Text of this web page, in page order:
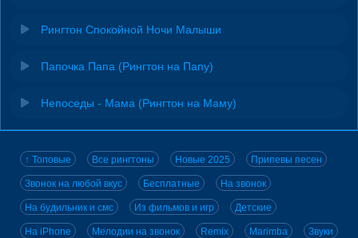
Рингтон Спокойной Ночи Малыши
Папочка Папа (Рингтон на Папу)
Непоседы - Мама (Рингтон на Маму)
↑ Топовые Все рингтоны Новые 2025 Припевы песен
Звонок на любой вкус Бесплатные На звонок
На будильник и смс Из фильмов и игр Детские
На iPhone Мелодии на звонок Remix Marimba Звуки